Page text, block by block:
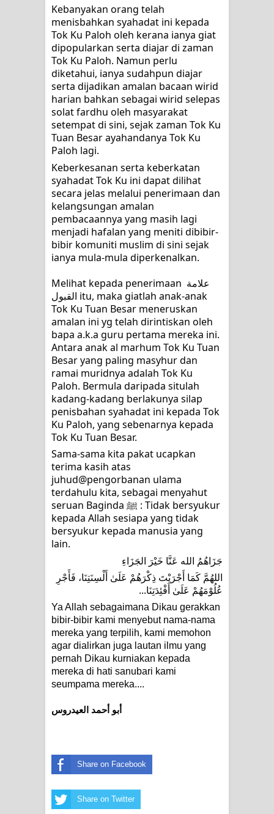
ALLAH MENYEMBUHKAN HATI, JIWA
TURUT MENJADI KUAT
TASAWUF: BUKAN AJARAN PELIK,
TETAPI JALAN MEMBERSIHKAN
HATI
"Kotoran Yang Paling Bahaya Bukan
Pada Pakaian, Tetapi Pada Qalbi"
Secara Biologis Manusia itu Sama,
Dengan Tingkat Kesadaran yang
Berbeda
WAHDATUL WUJUD, WAHDATU
SYUHUD, DAN MANUNGGALING
KAWULA GUSTI
WAHDATUL WUJUD ITU APA..??
SUFI
Kebanyakan orang telah
menisbahkan syahadat ini kepada
Tok Ku Paloh oleh kerana ianya giat
dipopularkan serta diajar di zaman
Tok Ku Paloh. Namun perlu
diketahui, ianya sudahpun diajar
serta dijadikan amalan bacaan wirid
harian bahkan sebagai wirid selepas
solat fardhu oleh masyarakat
setempat di sini, sejak zaman Tok Ku
Tuan Besar ayahandanya Tok Ku
Paloh lagi.
Keberkesanan serta keberkatan
syahadat Tok Ku ini dapat dilihat
secara jelas melalui penerimaan dan
kelangsungan amalan
pembacaannya yang masih lagi
menjadi hafalan yang meniti dibibir-
bibir komuniti muslim di sini sejak
ianya mula-mula diperkenalkan.
Melihat kepada penerimaan علامة
القبول itu, maka giatlah anak-anak
Tok Ku Tuan Besar meneruskan
amalan ini yg telah dirintiskan oleh
bapa a.k.a guru pertama mereka ini.
Antara anak al marhum Tok Ku Tuan
Besar yang paling masyhur dan
ramai muridnya adalah Tok Ku
Paloh. Bermula daripada situlah
kadang-kadang berlakunya silap
penisbahan syahadat ini kepada Tok
Ku Paloh, yang sebenarnya kepada
Tok Ku Tuan Besar.
Sama-sama kita pakat ucapkan
terima kasih atas
juhud@pengorbanan ulama
terdahulu kita, sebagai menyahut
seruan Baginda ﷺ : Tidak bersyukur
kepada Allah sesiapa yang tidak
bersyukur kepada manusia yang
lain.
جَزَاهُمُ الله عَنَّا خَيْرَ الجَزَاءِ
عُلُوْمَهُمْ عَلَىٰ أَفْئِدَتِنَا...
Ya Allah sebagaimana Dikau gerakkan
bibir-bibir kami menyebut nama-nama
mereka yang terpilih, kami memohon
agar dialirkan juga lautan ilmu yang
pernah Dikau kurniakan kepada
mereka di hati sanubari kami
seumpama mereka....
أبو أحمد العيدروس
Share on Facebook
Share on Twitter